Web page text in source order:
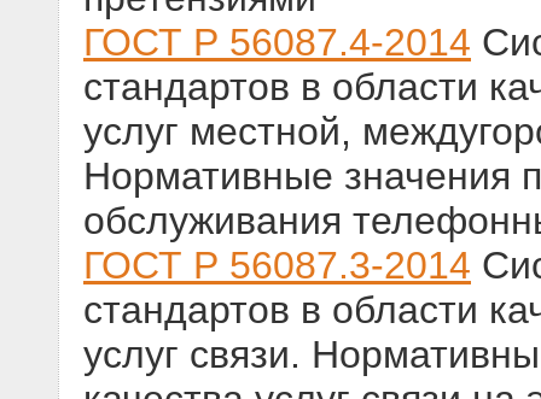
ГОСТ Р 56087.4-2014
стандартов в области
услуг местной,
Нормативные значения
обслуживания
ГОСТ Р 56087.3-2014
стандартов в области
услуг связи.